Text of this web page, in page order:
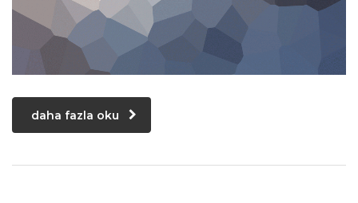
daha fazla oku